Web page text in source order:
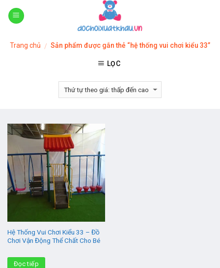
Skip
Trang chủ / Sản phẩm được gắn thẻ “hệ thống vui chơi kiểu 33”
LỌC
Hệ Thống Vui Chơi Kiểu 33 – Đồ
Chơi Vận Động Thể Chất Cho Bé
Đọc tiếp